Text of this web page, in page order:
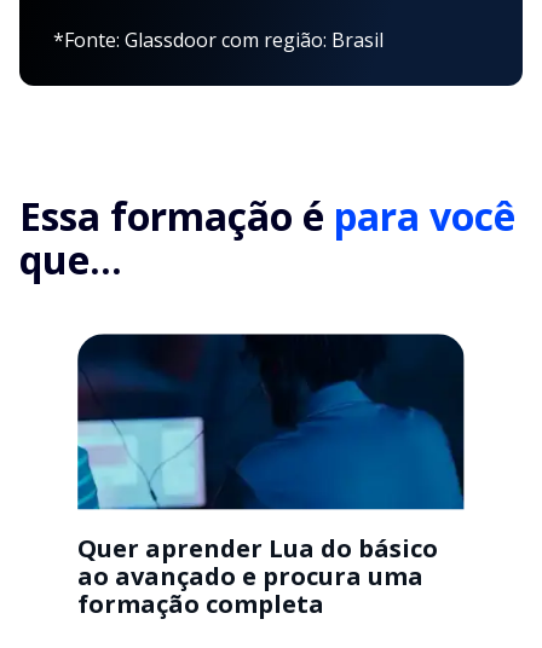
*Fonte: Glassdoor com região: Brasil
Essa formação é para você
que...
Quer aprender Lua do básico
ao avançado e procura uma
formação completa